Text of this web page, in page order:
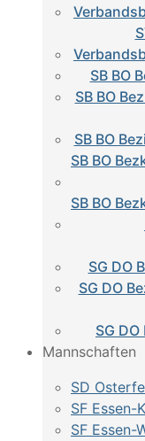
SB BO
SB BO
SB BO
SB BO
SB BO
SG DO
SG DO
SG
Mannschaften
SD
SF Essen-
SF Essen-